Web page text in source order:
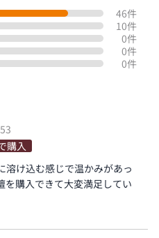
46件
10件
0件
0件
0件
購入
溶け込む感じで温かみがあっ
を購入できて大変満足してい